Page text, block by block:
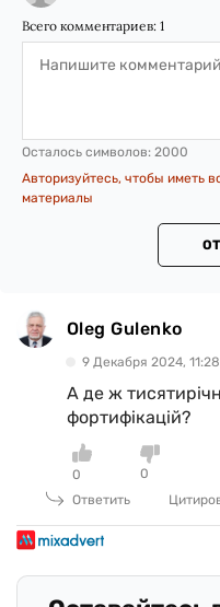
Всего комментариев: 1
Осталось символов: 2000
Авторизуйтесь, чтобы иметь
материалы
Oleg Gulenko
9 Декабря 2024, 11:28
А де ж
фортифікацій?
0
0
Ответить